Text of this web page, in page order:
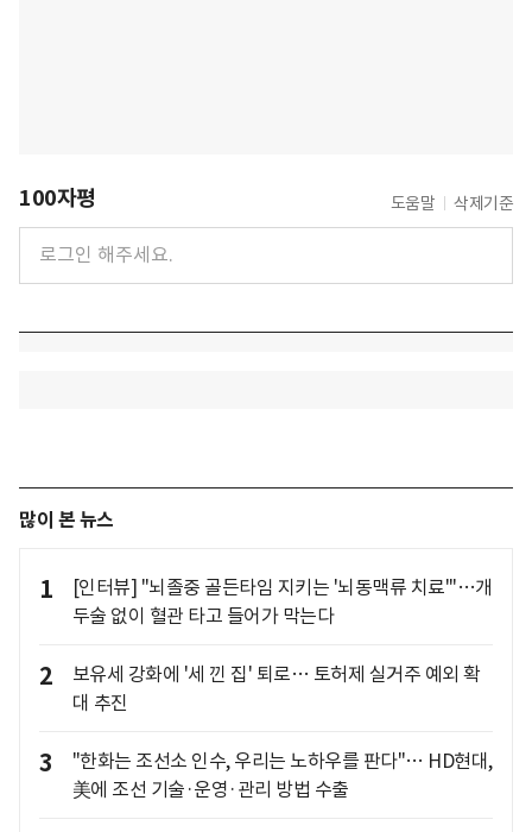
100자평 도움말 삭제기준
많이 본 뉴스
1
[인터뷰] "뇌졸중 골든타임 지키는 '뇌동맥류 치료'"…개
두술 없이 혈관 타고 들어가 막는다
2
보유세 강화에 '세 낀 집' 퇴로… 토허제 실거주 예외 확
대 추진
3
"한화는 조선소 인수, 우리는 노하우를 판다"… HD현대,
美에 조선 기술·운영·관리 방법 수출